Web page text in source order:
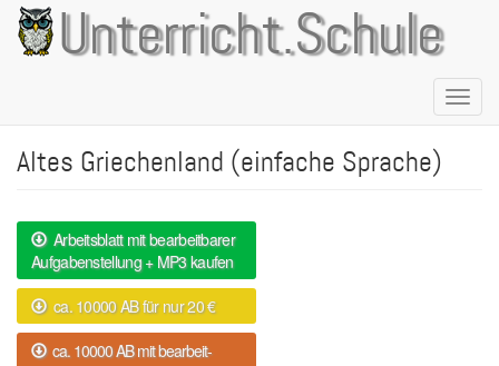
Direkt
zum
Inhalt
Unterricht.Schule
Altes Griechenland (einfache Sprache)
Arbeitsblatt mit bearbeitbarer
Aufgabenstellung + MP3 kaufen
ca. 10000 AB für nur 20 €
ca. 10000 AB mit bearbeit-